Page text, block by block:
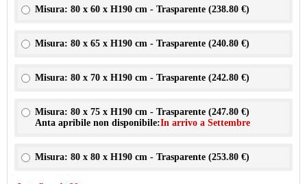
Misura: 80 x 60 x H190 cm - Trasparente (238.80 €)
Misura: 80 x 65 x H190 cm - Trasparente (240.80 €)
Misura: 80 x 70 x H190 cm - Trasparente (242.80 €)
Misura: 80 x 75 x H190 cm - Trasparente (247.80 €)
Anta apribile non disponibile:In arrivo a Settembre
Misura: 80 x 80 x H190 cm - Trasparente (253.80 €)